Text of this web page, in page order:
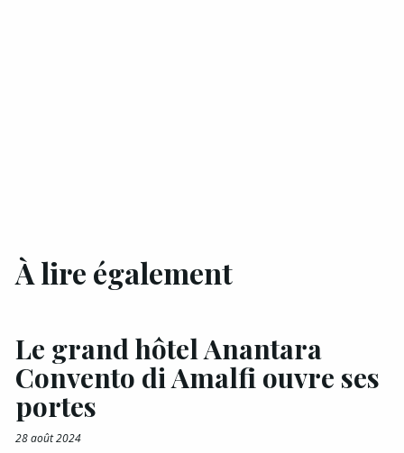
À lire également
Le grand hôtel Anantara
Convento di Amalfi ouvre ses
portes
28 août 2024